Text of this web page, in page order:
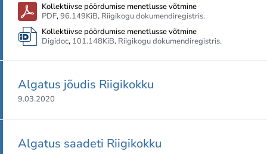
Kollektiivse pöördumise menetlusse võtmine
PDF,96.149KiB. Riigikogu dokumendiregistris.
Kollektiivse pöördumise menetlusse võtmine
Digidoc, 101.148KiB. Riigikogu dokumendiregistris.
Algatus jõudis Riigikokku
9.03.2020
Algatus saadeti Riigikokku